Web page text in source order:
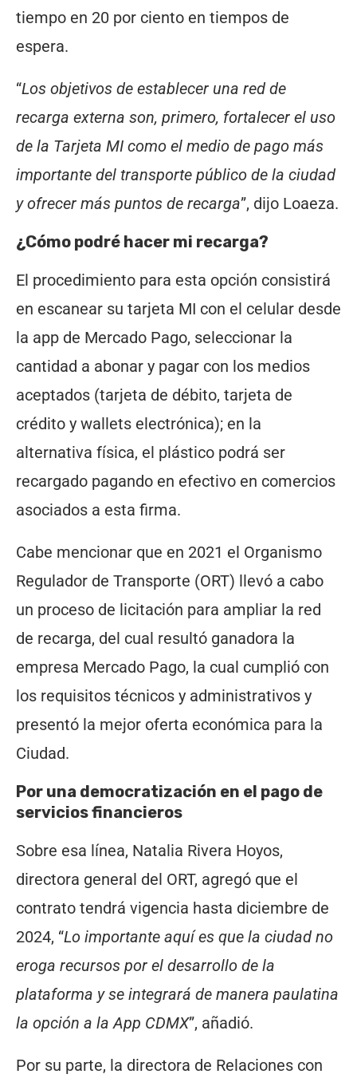
tiempo en 20 por ciento en tiempos de
espera.
“Los objetivos de establecer una red de
recarga externa son, primero, fortalecer el uso
de la Tarjeta MI como el medio de pago más
importante del transporte público de la ciudad
y ofrecer más puntos de recarga”, dijo Loaeza.
¿Cómo podré hacer mi recarga?
El procedimiento para esta opción consistirá
en escanear su tarjeta MI con el celular desde
la app de Mercado Pago, seleccionar la
cantidad a abonar y pagar con los medios
aceptados (tarjeta de débito, tarjeta de
crédito y wallets electrónica); en la
alternativa física, el plástico podrá ser
recargado pagando en efectivo en comercios
asociados a esta firma.
Cabe mencionar que en 2021 el Organismo
Regulador de Transporte (ORT) llevó a cabo
un proceso de licitación para ampliar la red
de recarga, del cual resultó ganadora la
empresa Mercado Pago, la cual cumplió con
los requisitos técnicos y administrativos y
presentó la mejor oferta económica para la
Ciudad.
Por una democratización en el pago de
servicios financieros
Sobre esa línea, Natalia Rivera Hoyos,
directora general del ORT, agregó que el
contrato tendrá vigencia hasta diciembre de
2024, “Lo importante aquí es que la ciudad no
eroga recursos por el desarrollo de la
plataforma y se integrará de manera paulatina
la opción a la App CDMX”, añadió.
Por su parte, la directora de Relaciones con